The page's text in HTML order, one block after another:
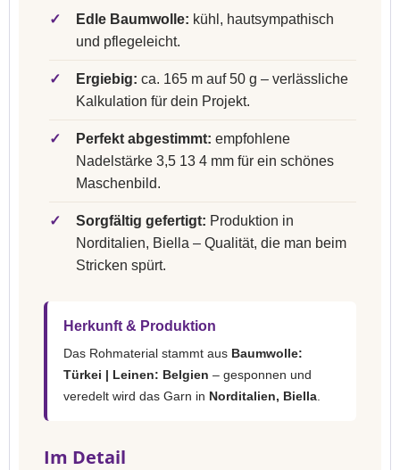
✓ Edle Baumwolle: kühl, hautsympathisch
und pflegeleicht.
✓ Ergiebig: ca. 165 m auf 50 g – verlässliche
Kalkulation für dein Projekt.
✓ Perfekt abgestimmt: empfohlene
Nadelstärke 3,5 13 4 mm für ein schönes
Maschenbild.
✓ Sorgfältig gefertigt: Produktion in
Norditalien, Biella – Qualität, die man beim
Stricken spürt.
Herkunft & Produktion
Das Rohmaterial stammt aus Baumwolle:
Türkei | Leinen: Belgien – gesponnen und
veredelt wird das Garn in Norditalien, Biella
Im Detail